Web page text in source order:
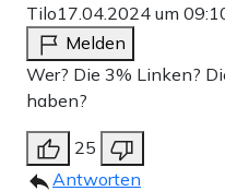
Tilo17.04.2024 um
Melden
Wer? Die 3% Linken?
haben?
25
Antworten